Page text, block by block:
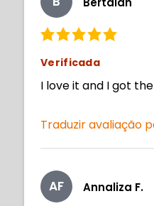
Verificada
I love it and I got
Traduzir avaliação
AF Annaliza F.